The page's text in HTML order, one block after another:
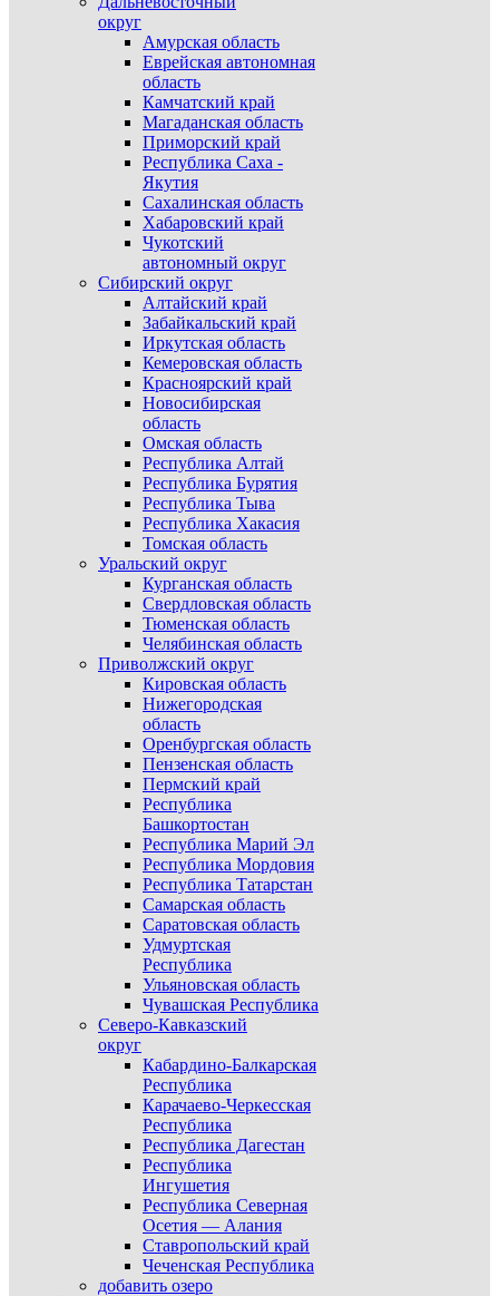
округ
Амурская область
Еврейская автономная
область
Камчатский край
Магаданская область
Приморский край
Республика Саха -
Якутия
Сахалинская область
Хабаровский край
Чукотский
автономный округ
Сибирский округ
Алтайский край
Забайкальский край
Иркутская область
Кемеровская область
Красноярский край
Новосибирская
область
Омская область
Республика Алтай
Республика Бурятия
Республика Тыва
Республика Хакасия
Томская область
Уральский округ
Курганская область
Свердловская область
Тюменская область
Челябинская область
Приволжский округ
Кировская область
Нижегородская
область
Оренбургская область
Пензенская область
Пермский край
Республика
Башкортостан
Республика Марий Эл
Республика Мордовия
Республика Татарстан
Самарская область
Саратовская область
Удмуртская
Республика
Ульяновская область
Чувашская Республика
Северо-Кавказский
округ
Кабардино-Балкарская
Республика
Карачаево-Черкесская
Республика
Республика Дагестан
Республика
Ингушетия
Республика Северная
Осетия — Алания
Ставропольский край
Чеченская Республика
добавить озеро